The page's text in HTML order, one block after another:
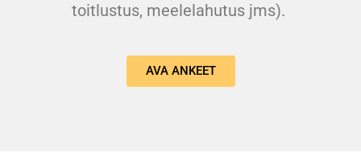
toitlustus, meelelahutus jms).
AVA ANKEET